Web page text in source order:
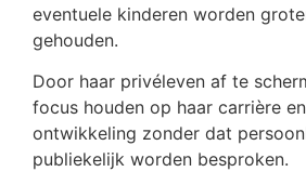
eventuele kinderen worden
gehouden.
Door haar privéleven af te
focus houden op haar carrière
ontwikkeling zonder dat
publiekelijk worden besproken.